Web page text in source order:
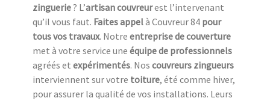
zinguerie? L’artisan couvreurest l’intervenant
qu’il vous faut. Faites appelà Couvreur 84 pour
tous vos travaux. Notre entreprise de couverture
met à votre service une équipe de professionnels
agréés et expérimentés. Nos couvreurs zingueurs
interviennent sur votre toiture, été comme hiver,
pour assurer la qualité de vos installations. Leurs